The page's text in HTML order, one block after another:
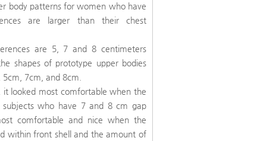
body patterns for women who have
are larger than their chest
are 5, 7 and 8 centimeters
shapes of prototype upper bodies
7cm, and 8cm.
it looked most comfortable when the
who have 7 and 8 cm gap
comfortable and nice when the
within front shell and the amount of